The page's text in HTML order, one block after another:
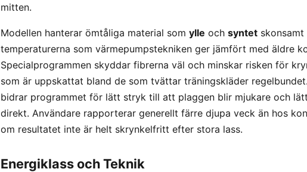
mitten.
Modellen hanterar ömtåliga material som ylle och syntet
temperaturerna som värmepumpstekniken ger jämfört med äldre
Specialprogrammen skyddar fibrerna väl och minskar risken för
som är uppskattat bland de som tvättar träningskläder
bidrar programmet för lätt stryk till att plaggen blir mjukare och
direkt. Användare rapporterar generellt färre djupa veck än hos
om resultatet inte är helt skrynkelfritt efter stora lass.
Energiklass och Teknik